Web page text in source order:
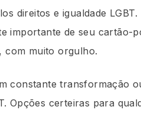
direitos e igualdade LGBT.
importante de seu cartão-
com muito orgulho.
constante transformação
Opções certeiras para